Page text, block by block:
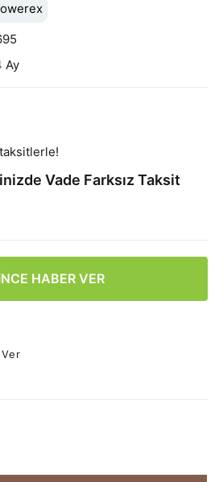
Ay
Vade Farksız Taksit
HABER VER